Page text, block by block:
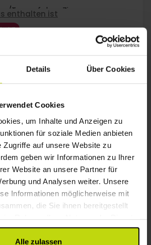
Details Über Cookies
Cookies
um Inhalte und Anzeigen zu
für soziale Medien anbieten
Zugriffe auf unsere Website zu
geben wir Informationen zu Ihrer
Website an unsere Partner für
und Analysen weiter. Unsere
Informationen möglicherweise mit
die Sie ihnen bereitgestellt
Alle zulassen
Tee auf dem Zimmer
am Hotel
enthalten ist
145,- Okt
Mehr anzeigen
nördlich von Kopenhagen
by Sheraton Lyngby